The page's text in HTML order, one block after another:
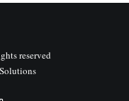
reserved